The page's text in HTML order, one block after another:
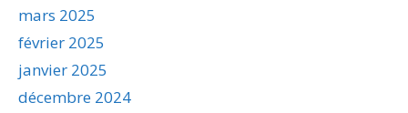
mars 2025
février 2025
janvier 2025
décembre 2024